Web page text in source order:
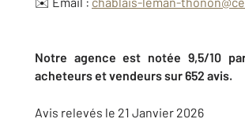
Notre agence est notée 9,5/10
acheteurs et vendeurs sur 652 avis.
Avis relevés le 21 Janvier 2026